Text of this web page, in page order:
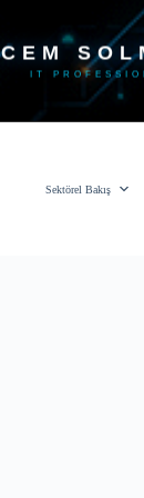
CEM
IT
Sektörel Bakış